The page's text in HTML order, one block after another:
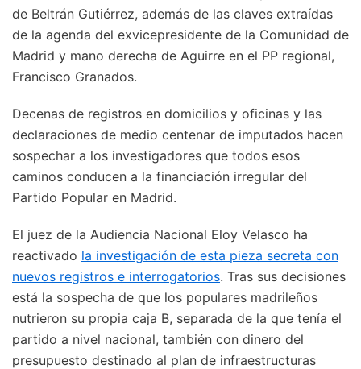
de Beltrán Gutiérrez, además de las claves extraídas
de la agenda del exvicepresidente de la Comunidad de
Madrid y mano derecha de Aguirre en el PP regional,
Francisco Granados.
Decenas de registros en domicilios y oficinas y las
declaraciones de medio centenar de imputados hacen
sospechar a los investigadores que todos esos
caminos conducen a la financiación irregular del
Partido Popular en Madrid.
El juez de la Audiencia Nacional Eloy Velasco ha
reactivado la investigación de esta pieza secreta con
nuevos registros e interrogatorios. Tras sus decisiones
está la sospecha de que los populares madrileños
nutrieron su propia caja B, separada de la que tenía el
partido a nivel nacional, también con dinero del
presupuesto destinado al plan de infraestructuras